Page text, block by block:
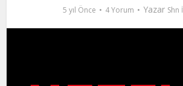
5 yıl Önce 4 Yorum Yazar Shn